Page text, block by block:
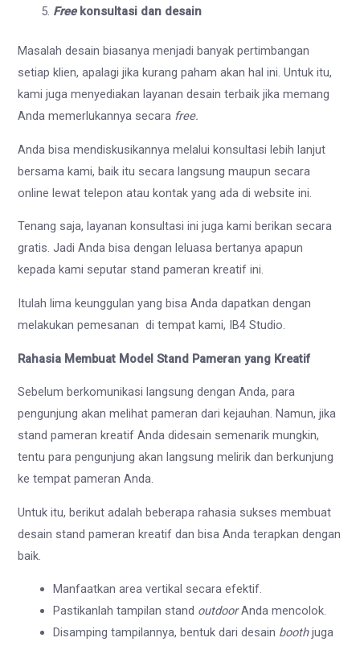
Freekonsultasi dan desain
Masalah desain biasanya menjadi banyak pertimbangan
setiap klien, apalagi jika kurang paham akan hal ini. Untuk itu,
kami juga menyediakan layanan desain terbaik jika memang
Anda memerlukannya secara free.
Anda bisa mendiskusikannya melalui konsultasi lebih lanjut
bersama kami, baik itu secara langsung maupun secara
online lewat telepon atau kontak yang ada di website ini.
Tenang saja, layanan konsultasi ini juga kami berikan secara
gratis. Jadi Anda bisa dengan leluasa bertanya apapun
kepada kami seputar stand pameran kreatif ini.
Itulah lima keunggulan yang bisa Anda dapatkan dengan
melakukan pemesanan di tempat kami, IB4 Studio.
Rahasia Membuat Model Stand Pameran yang Kreatif
Sebelum berkomunikasi langsung dengan Anda, para
pengunjung akan melihat pameran dari kejauhan. Namun, jika
stand pameran kreatif Anda didesain semenarik mungkin,
tentu para pengunjung akan langsung melirik dan berkunjung
ke tempat pameran Anda.
Untuk itu, berikut adalah beberapa rahasia sukses membuat
desain stand pameran kreatif dan bisa Anda terapkan dengan
baik.
Manfaatkan area vertikal secara efektif.
Pastikanlah tampilan stand outdoorAnda mencolok.
Disamping tampilannya, bentuk dari desain boothjuga